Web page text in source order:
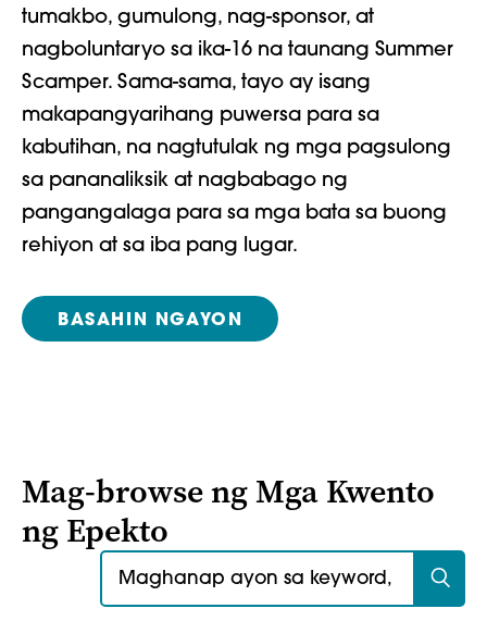
tumakbo, gumulong, nag-sponsor, at
nagboluntaryo sa ika-16 na taunang Summer
Scamper. Sama-sama, tayo ay isang
makapangyarihang puwersa para sa
kabutihan, na nagtutulak ng mga pagsulong
sa pananaliksik at nagbabago ng
pangangalaga para sa mga bata sa buong
rehiyon at sa iba pang lugar.
BASAHIN NGAYON
Mag-browse ng Mga Kwento
ng Epekto
Maghanap para sa: